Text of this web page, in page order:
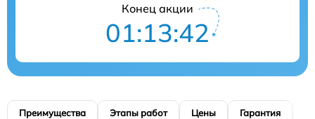
Конец акции
01:13:41
Преимущества Этапы работ Цены Гарантия